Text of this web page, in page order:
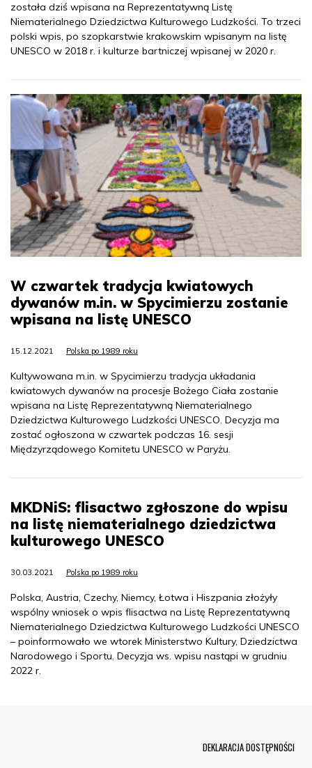
została dziś wpisana na Reprezentatywną Listę
Niematerialnego Dziedzictwa Kulturowego Ludzkości. To trzeci
polski wpis, po szopkarstwie krakowskim wpisanym na listę
UNESCO w 2018 r. i kulturze bartniczej wpisanej w 2020 r.
W czwartek tradycja kwiatowych
dywanów m.in. w Spycimierzu zostanie
wpisana na listę UNESCO
15.12.2021 Polska po 1989 roku
Kultywowana m.in. w Spycimierzu tradycja układania
kwiatowych dywanów na procesje Bożego Ciała zostanie
wpisana na Listę Reprezentatywną Niematerialnego
Dziedzictwa Kulturowego Ludzkości UNESCO. Decyzja ma
zostać ogłoszona w czwartek podczas 16. sesji
Międzyrządowego Komitetu UNESCO w Paryżu.
MKDNiS: flisactwo zgłoszone do wpisu
na listę niematerialnego dziedzictwa
kulturowego UNESCO
30.03.2021 Polska po 1989 roku
Polska, Austria, Czechy, Niemcy, Łotwa i Hiszpania złożyły
wspólny wniosek o wpis flisactwa na Listę Reprezentatywną
Niematerialnego Dziedzictwa Kulturowego Ludzkości UNESCO
– poinformowało we wtorek Ministerstwo Kultury, Dziedzictwa
Narodowego i Sportu. Decyzja ws. wpisu nastąpi w grudniu
2022 r.
DEKLARACJA DOSTĘPNOŚCI